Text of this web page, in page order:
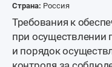
Страна: Россия
Требования к
при осуществлении
и порядок